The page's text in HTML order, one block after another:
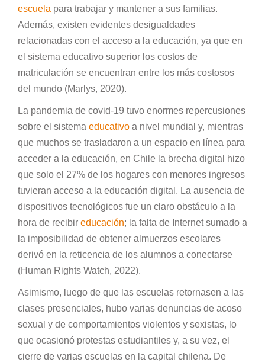
escuela para trabajar y mantener a sus familias.
Además, existen evidentes desigualdades
relacionadas con el acceso a la educación, ya que en
el sistema educativo superior los costos de
matriculación se encuentran entre los más costosos
del mundo (Marlys, 2020).
La pandemia de covid-19 tuvo enormes repercusiones
sobre el sistema educativo a nivel mundial y, mientras
que muchos se trasladaron a un espacio en línea para
acceder a la educación, en Chile la brecha digital hizo
que solo el 27% de los hogares con menores ingresos
tuvieran acceso a la educación digital. La ausencia de
dispositivos tecnológicos fue un claro obstáculo a la
hora de recibir educación; la falta de Internet sumado a
la imposibilidad de obtener almuerzos escolares
derivó en la reticencia de los alumnos a conectarse
(Human Rights Watch, 2022).
Asimismo, luego de que las escuelas retornasen a las
clases presenciales, hubo varias denuncias de acoso
sexual y de comportamientos violentos y sexistas, lo
que ocasionó protestas estudiantiles y, a su vez, el
cierre de varias escuelas en la capital chilena. De